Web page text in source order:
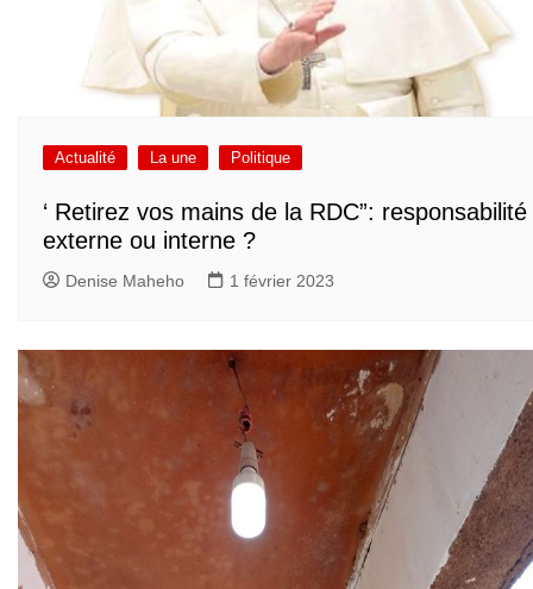
Actualité La une Politique
‘ Retirez vos mains de la RDC”: responsabilité
externe ou interne ?
Denise Maheho 1 février 2023